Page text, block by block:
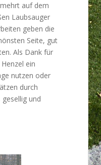
auf dem
Laubsauger
geben die
Seite, gut
Als Dank für
ein
nutzen oder
durch
und